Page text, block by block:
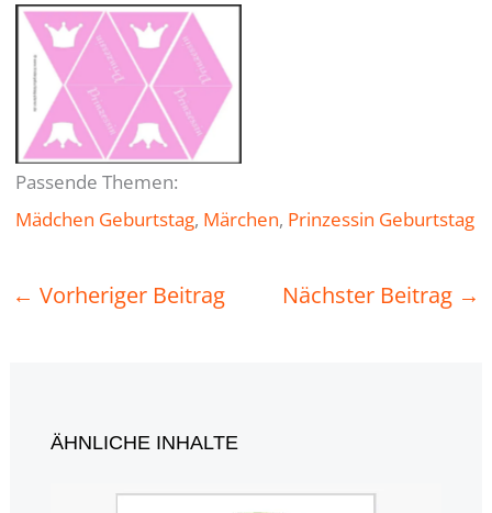
Passende Themen:
Mädchen Geburtstag, Märchen, Prinzessin Geburtstag
← Vorheriger Beitrag Nächster Beitrag →
ÄHNLICHE INHALTE